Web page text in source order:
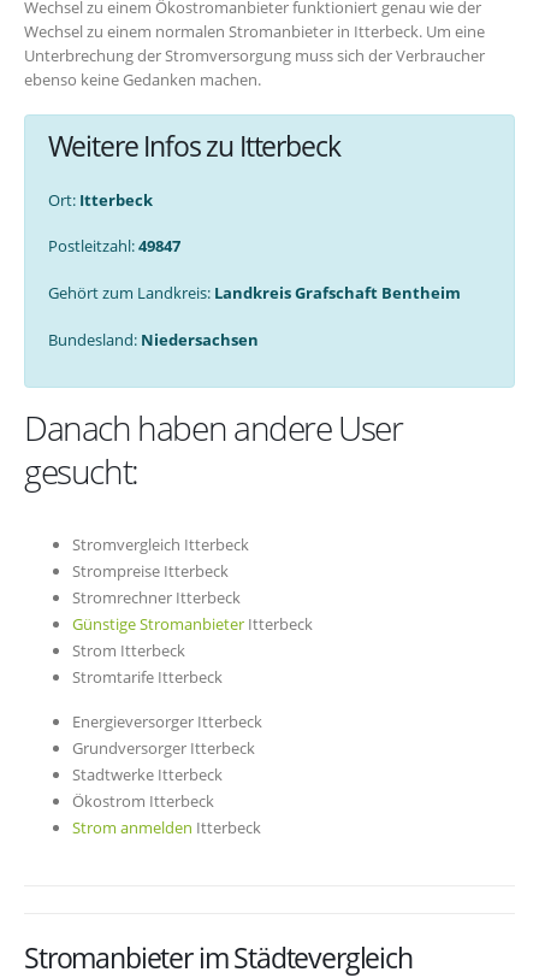
Wechsel zu einem Ökostromanbieter funktioniert genau wie der
Wechsel zu einem normalen Stromanbieter in Itterbeck. Um eine
Unterbrechung der Stromversorgung muss sich der Verbraucher
ebenso keine Gedanken machen.
Weitere Infos zu Itterbeck
Ort: Itterbeck
Postleitzahl:49847
Gehört zum Landkreis: Landkreis Grafschaft Bentheim
Bundesland: Niedersachsen
Danach haben andere User
gesucht:
Stromvergleich Itterbeck
Strompreise Itterbeck
Stromrechner Itterbeck
Günstige Stromanbieter Itterbeck
Strom Itterbeck
Stromtarife Itterbeck
Energieversorger Itterbeck
Grundversorger Itterbeck
Stadtwerke Itterbeck
Ökostrom Itterbeck
Strom anmelden Itterbeck
Stromanbieter im Städtevergleich